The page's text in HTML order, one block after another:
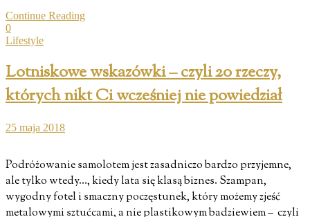
Continue Reading
0
Lifestyle
Lotniskowe wskazówki – czyli 20 rzeczy,
których nikt Ci wcześniej nie powiedział
25 maja 2018
Podróżowanie samolotem jest zasadniczo bardzo przyjemne,
ale tylko wtedy…, kiedy lata się klasą biznes. Szampan,
wygodny fotel i smaczny poczęstunek, który możemy zjeść
metalowymi sztućcami, a nie plastikowym badziewiem – czyli